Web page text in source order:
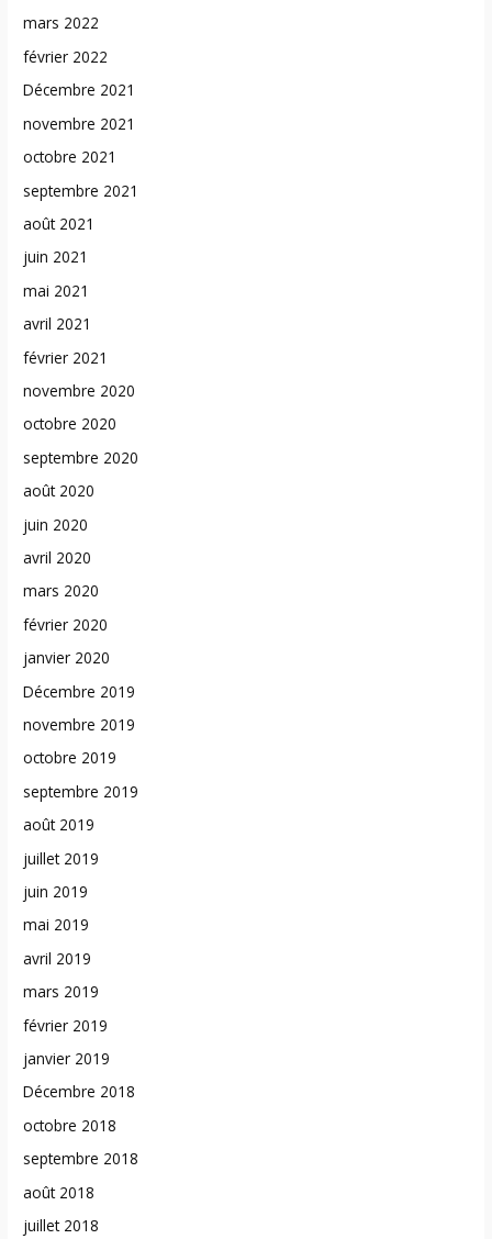
mars 2022
février 2022
Décembre 2021
novembre 2021
octobre 2021
septembre 2021
août 2021
juin 2021
mai 2021
avril 2021
février 2021
novembre 2020
octobre 2020
septembre 2020
août 2020
juin 2020
avril 2020
mars 2020
février 2020
janvier 2020
Décembre 2019
novembre 2019
octobre 2019
septembre 2019
août 2019
juillet 2019
juin 2019
mai 2019
avril 2019
mars 2019
février 2019
janvier 2019
Décembre 2018
octobre 2018
septembre 2018
août 2018
juillet 2018